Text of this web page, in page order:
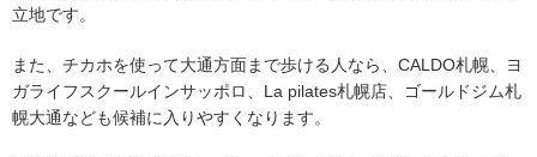
立地です。
また、チカホを使って大通方面まで歩ける人なら、CALDO札幌、ヨ
ガライフスクールインサッポロ、La pilates札幌店、ゴールドジム札
幌大通なども候補に入りやすくなります。